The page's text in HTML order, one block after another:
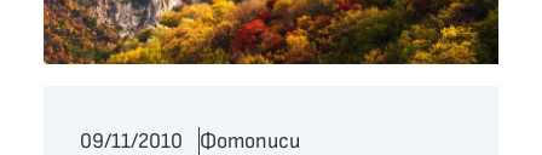
09/11/2010
Фотописи